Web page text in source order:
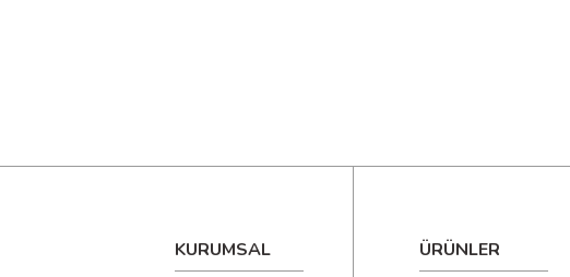
KURUMSAL ÜRÜNLER